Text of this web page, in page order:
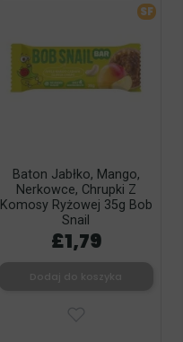
Baton Jabłko, Mango,
Nerkowce, Chrupki Z
Komosy Ryżowej 35g Bob
Snail
£1,79
SF